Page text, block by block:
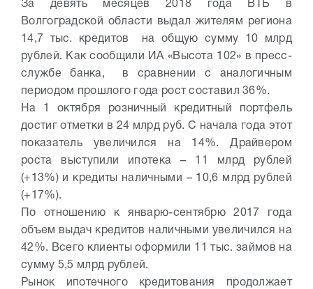
За девять месяцев 2018 года ВТБ в
Волгоградской области выдал жителям региона
14,7 тыс. кредитов на общую сумму 10 млрд
рублей. Как сообщили ИА «Высота 102» в пресс-
службе банка, в сравнении с аналогичным
периодом прошлого года рост составил 36%.
На 1 октября розничный кредитный портфель
достиг отметки в 24 млрд руб. С начала года этот
показатель увеличился на 14%. Драйвером
роста выступили ипотека – 11 млрд рублей
(+13%) и кредиты наличными – 10,6 млрд рублей
(+17%).
По отношению к январю-сентябрю 2017 года
объем выдач кредитов наличными увеличился на
42%. Всего клиенты оформили 11 тыс. займов на
сумму 5,5 млрд рублей.
Рынок ипотечного кредитования продолжает